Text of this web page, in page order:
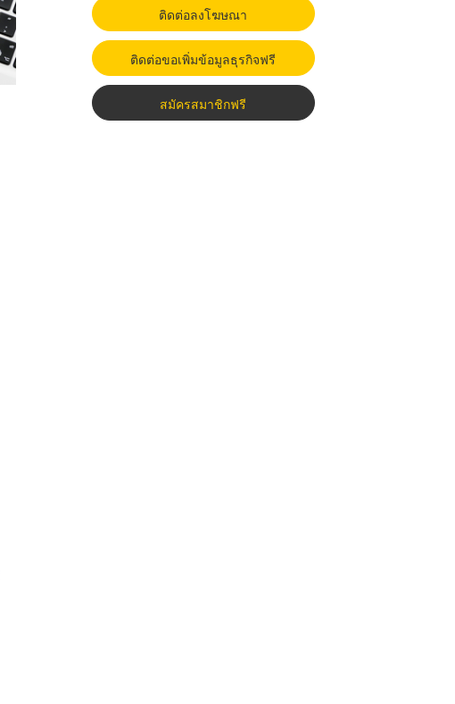
ติดต่อลงโฆษณา
ติดต่อขอเพิ่มข้อมูลธุรกิจฟรี
สมัครสมาชิกฟรี